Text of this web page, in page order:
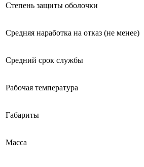
Степень защиты оболочки
Средняя наработка на отказ (не менее)
Средний срок службы
Рабочая температура
Габариты
Масса